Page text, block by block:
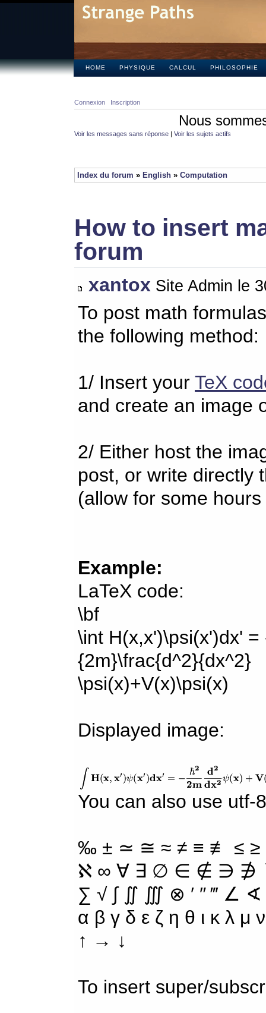
HOME PHYSIQUE CALCUL PHILOSOPHIE
Connexion Inscription
Nous
Voir les messages sans réponse | Voir les sujets actifs
Index du forum » English » Computation
How to insert
forum
xantox Site Admin le
To post math
the following method:
1/ Insert your TeX
and create an image
2/ Either host the
post, or write directly
(allow for some
Example:
LaTeX code:
\bf
\int H(x,x')\psi(x')dx'
{2m}\frac{d^2}{dx^2}
\psi(x)+V(x)\psi(x)
Displayed image:
You can also use utf-
‰ ± ≃ ≅ ≈ ≠ ≡ ≢ ≤
ℵ ∞ ∀ ∃ ∅ ∈ ∉ ∋ ∌
∑ √ ∫ ∬ ∭ ⊗ ′ ″ ‴ ∠
α β γ δ ε ζ η θ ι κ λ
↑ → ↓
To insert super/